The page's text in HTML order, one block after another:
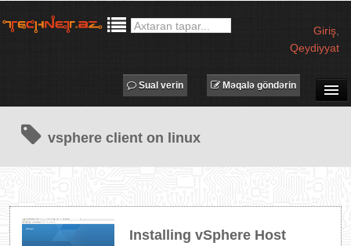
Giriş
Qeydiyyat
TECHNET TV
MƏQALƏLƏR
PROQRAMLAR
Məqalə göndərin
Sual verin
vsphere client on linux
Installing vSphere Host